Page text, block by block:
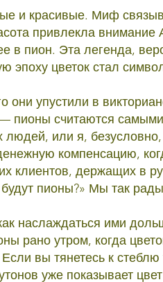
и красивые. Миф
привлекла
в пион. Эта легенда,
эпоху цветок стал
они упустили в
пионы считаются
людей, или я,
компенсацию,
клиентов, держащих в
пионы?» Мы так
наслаждаться ими
рано утром, когда
Если вы тянетесь к
уже показывает